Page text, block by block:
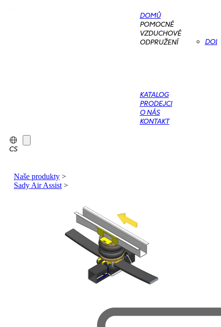
DOMŮ
POMOCNÉ
VZDUCHOVÉ
ODPRUŽENÍ
KATALOG
PRODEJCI
O NÁS
KONTAKT
CS
Naše produkty >
Sady Air Assist >